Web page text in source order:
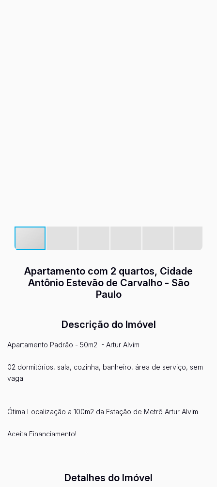
Apartamento com 2 quartos, Cidade
Antônio Estevão de Carvalho - São
Paulo
Descrição do Imóvel
Apartamento Padrão - 50m2 - Artur Alvim
02 dormitórios, sala, cozinha, banheiro, área de serviço, sem
vaga
Ótima Localização a 100m2 da Estação de Metrô Artur Alvim
Aceita Financiamento!
Detalhes do Imóvel